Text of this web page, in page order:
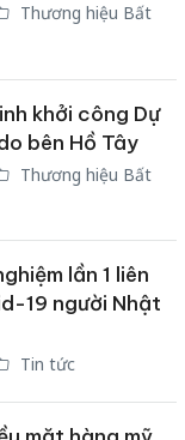
Thương hiệu Bất
khởi công Dự
bên Hồ Tây
Thương hiệu Bất
lần 1 liên
19 người Nhật
Tin tức